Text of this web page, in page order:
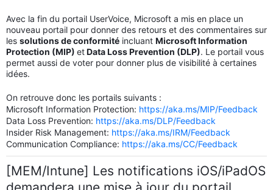
Avec la fin du portail UserVoice, Microsoft a mis en place un
nouveau portail pour donner des retours et des commentaires sur
les solutions de conformité incluant Microsoft Information
Protection (MIP) etData Loss Prevention (DLP). Le portail vous
permet aussi de voter pour donner plus de visibilité à certaines
idées.
On retrouve donc les portails suivants :
Microsoft Information Protection: https://aka.ms/MIP/Feedback
Data Loss Prevention: https://aka.ms/DLP/Feedback
Insider Risk Management: https://aka.ms/IRM/Feedback
Communication Compliance: https://aka.ms/CC/Feedback
[MEM/Intune] Les notifications iOS/iPadOS